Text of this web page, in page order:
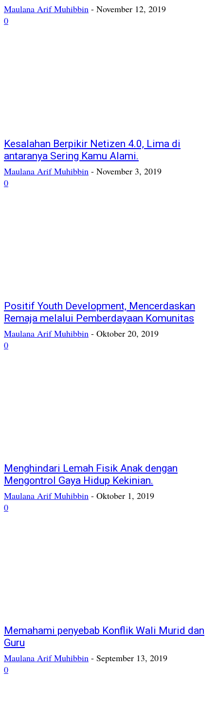
Maulana Arif Muhibbin - November 12, 2019
0
Kesalahan Berpikir Netizen 4.0, Lima di
antaranya Sering Kamu Alami.
Maulana Arif Muhibbin - November 3, 2019
0
Positif Youth Development, Mencerdaskan
Remaja melalui Pemberdayaan Komunitas
Maulana Arif Muhibbin - Oktober 20, 2019
0
Menghindari Lemah Fisik Anak dengan
Mengontrol Gaya Hidup Kekinian.
Maulana Arif Muhibbin - Oktober 1, 2019
0
Memahami penyebab Konflik Wali Murid dan
Guru
Maulana Arif Muhibbin - September 13, 2019
0